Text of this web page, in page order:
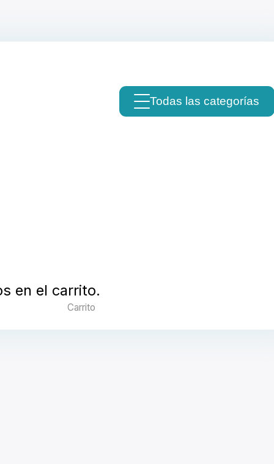
Todas las categorías
en el carrito.
Carrito